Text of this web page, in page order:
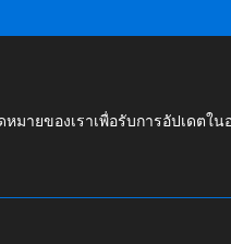
มายของเราเพื่อรับการอัปเดตใน